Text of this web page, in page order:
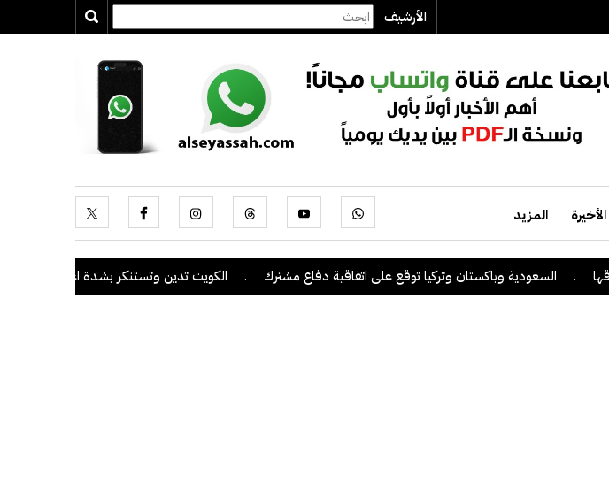
الأرشيف
الأخيرة المزيد
. السعودية وباكستان وتركيا توقع على اتفاقية دفاع مشترك . الكويت تدين وتستنكر بشدة اعتداءات ميليشيا